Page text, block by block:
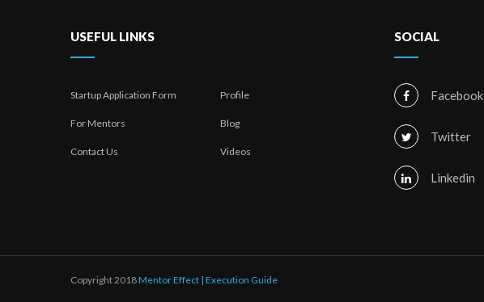
USEFUL LINKS
Startup Application Form Profile
For Mentors Blog
Contact Us Videos
SOCIAL
Facebook
Twitter
Linkedin
Copyright 2018Mentor Effect | Execution Guide